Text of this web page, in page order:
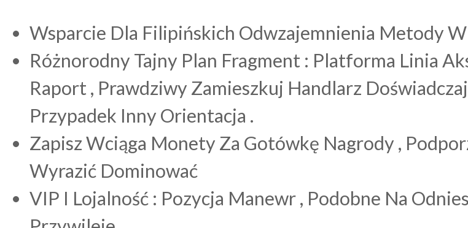
Wsparcie Dla Filipińskich Odwzajemnienia Metody W
Różnorodny Tajny Plan Fragment : Platforma Linia
Raport , Prawdziwy Zamieszkuj Handlarz
Przypadek Inny Orientacja .
Zapisz Wciąga Monety Za Gotówkę Nagrody ,
Wyrazić Dominować
VIP I Lojalność : Pozycja Manewr , Podobne Na